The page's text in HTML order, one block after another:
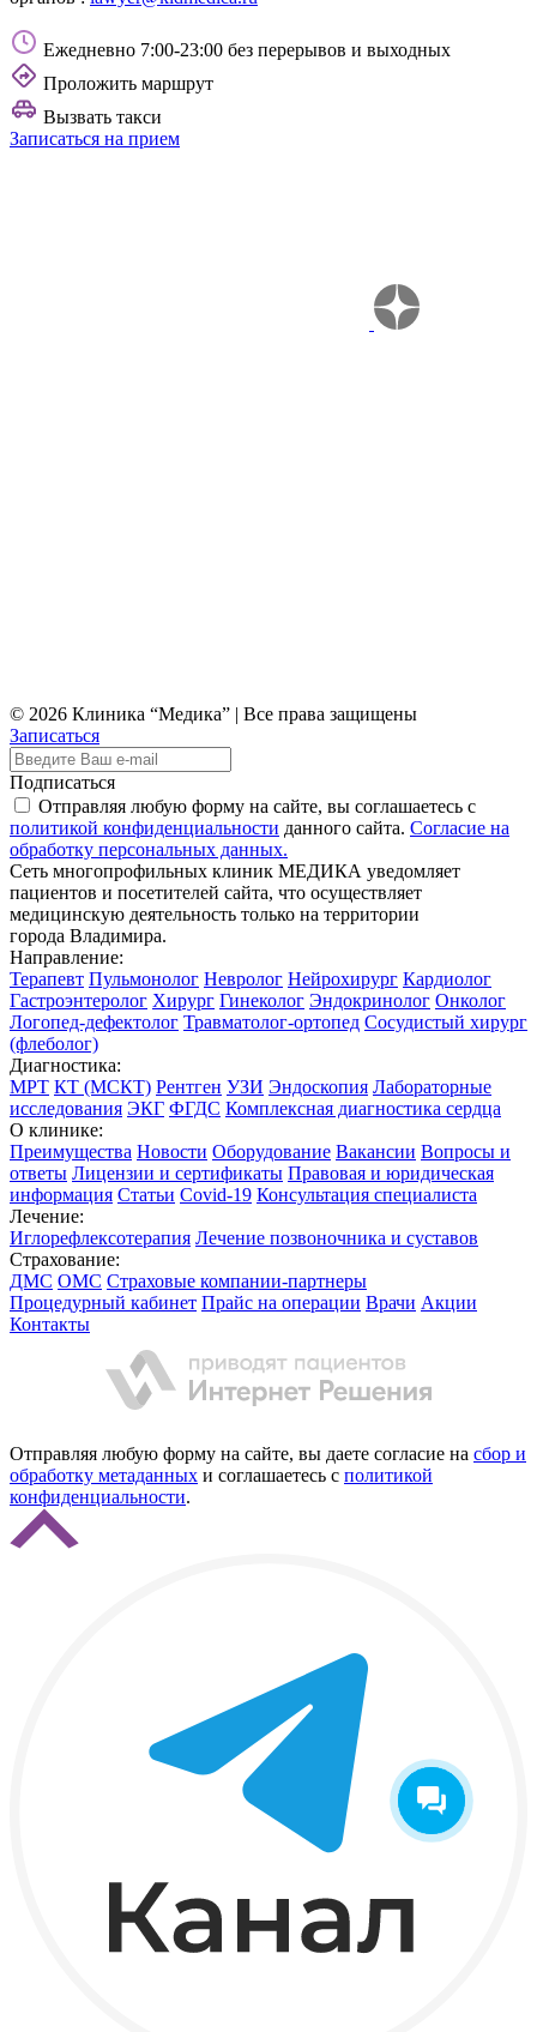
Ежедневно 7:00-23:00 без перерывов и выходных
Проложить маршрут
Вызвать такси
Записаться на прием
© 2026 Клиника “Медика” | Все права защищены
Записаться
Подписаться
Отправляя любую форму на сайте, вы соглашаетесь с
политикой конфиденциальности данного сайта. Согласие на
обработку персональных данных.
Сеть многопрофильных клиник МЕДИКА уведомляет
пациентов и посетителей сайта, что осуществляет
медицинскую деятельность только на территории
города Владимира.
Направление:
Терапевт Пульмонолог Невролог Нейрохирург Кардиолог
Гастроэнтеролог Хирург Гинеколог Эндокринолог Онколог
Логопед-дефектолог Травматолог-ортопед Сосудистый хирург
(флеболог)
Диагностика:
МРТ КТ (МСКТ) Рентген УЗИ Эндоскопия Лабораторные
исследования ЭКГ ФГДС Комплексная диагностика сердца
О клинике:
Преимущества Новости Оборудование Вакансии Вопросы и
ответы Лицензии и сертификаты Правовая и юридическая
информация Статьи Covid-19 Консультация специалиста
Лечение:
Иглорефлексотерапия Лечение позвоночника и суставов
Страхование:
ДМС OMC Страховые компании-партнеры
Процедурный кабинет Прайс на операции Врачи Акции
Контакты
Отправляя любую форму на сайте, вы даете согласие на сбор и
обработку метаданных и соглашаетесь с политикой
конфиденциальности.